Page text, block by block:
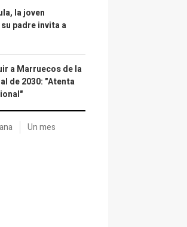
la joven
padre invita a
a Marruecos de la
de 2030: "Atenta
Un mes